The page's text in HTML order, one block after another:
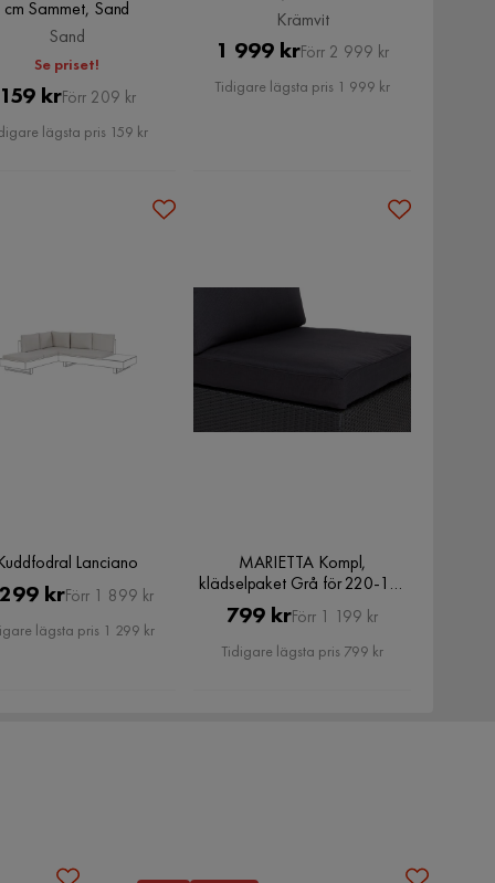
cm Sammet, Sand
Sand
Se priset!
Pris
159 krOriginal
Pris
Förr 209 kr
lägsta pris 159 kr
Krämvit
Pris
1 999 krOriginal
Pris
Förr 2 999 kr
Tidigare lägsta pris 1 999 kr
Lanciano
Pris
krOriginal
Pris
Förr 1 899 kr
lägsta pris 1 299 kr
MARIETTA Kompl,
klädselpaket Grå för 220-10-
Pris
799 kr Original
Pris
Förr 1 199 kr
Tidigare lägsta pris 799 kr